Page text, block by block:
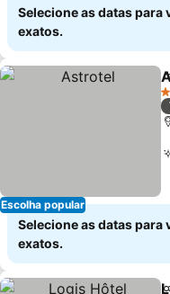
Selecione as datas para
exatos.
Escolha popular
2
Selecione as datas para
exatos.